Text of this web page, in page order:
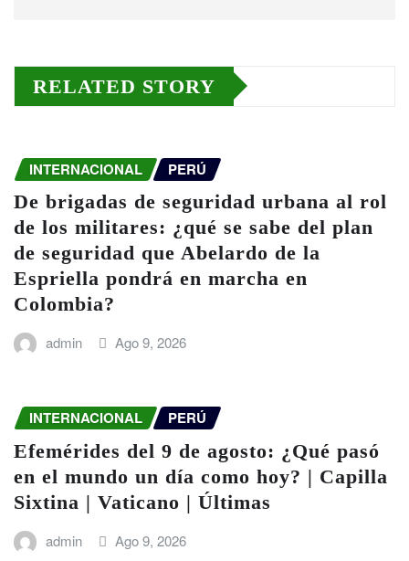
RELATED STORY
INTERNACIONAL PERÚ
De brigadas de seguridad urbana al rol
de los militares: ¿qué se sabe del plan
de seguridad que Abelardo de la
Espriella pondrá en marcha en
Colombia?
admin Ago 9, 2026
INTERNACIONAL PERÚ
Efemérides del 9 de agosto: ¿Qué pasó
en el mundo un día como hoy? | Capilla
Sixtina | Vaticano | Últimas
admin Ago 9, 2026